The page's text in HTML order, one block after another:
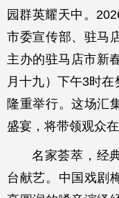
园群英耀天中。
市委宣传部、驻马
主办的驻马店市新
月十九）下午3时在
隆重举行。这场汇
盛宴，将带领观众
名家荟萃，经
台献艺。中国戏剧